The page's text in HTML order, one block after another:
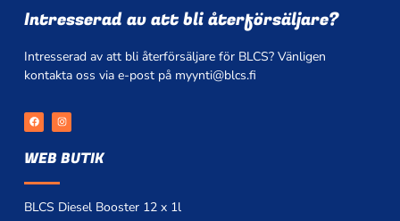
Intresserad av att bli återförsäljare?
Intresserad av att bli återförsäljare för BLCS? Vänligen
kontakta oss via e-post på myynti@blcs.fi
F
a
c
b
o
k
I
n
s
a
g
WEB BUTIK
BLCS Diesel Booster 12 x 1l